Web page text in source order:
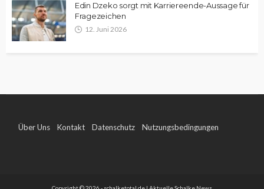
Edin Dzeko sorgt mit Karriereende-Aussage für
Fragezeichen
12. Juni 2026
Über Uns Kontakt Datenschutz Nutzungsbedingungen